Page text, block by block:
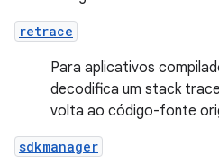
retrace
Para aplicativos
decodifica um stack
volta ao código-fonte
sdkmanager